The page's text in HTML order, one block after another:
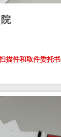
描件和取件委托书